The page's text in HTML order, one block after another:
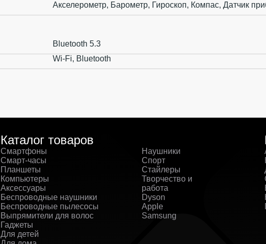
Акселерометр, Барометр, Гироскоп, Компас, Датчик
Bluetooth 5.3
Wi-Fi, Bluetooth
Каталог товаров
Смартфоны
Смарт-часы
Планшеты
Компьютеры
Аксессуары
Беспроводные наушники
Беспроводные пылесосы
Выпрямители для волос
Гаджеты
Для детей
Наушники
Спорт
Стайлеры
Творчество и
работа
Dyson
Apple
Samsung